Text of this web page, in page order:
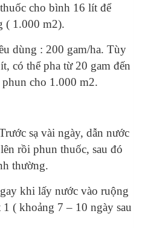
cho bình 16 lít để
( 1.000 m2).
dùng : 200 gam/ha. Tùy
có thể pha từ 20 gam đến
cho 1.000 m2.
sạ vài ngày, dẫn nước
rồi phun thuốc, sau đó
thường.
khi lấy nước vào ruộng
( khoảng 7 – 10 ngày sau